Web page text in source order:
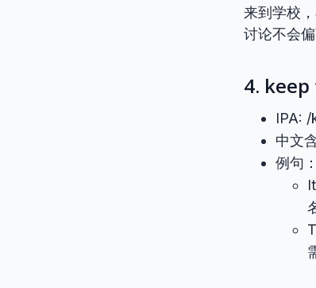
来到学校
讨论不会偏
4.
IPA:
中文
例句：